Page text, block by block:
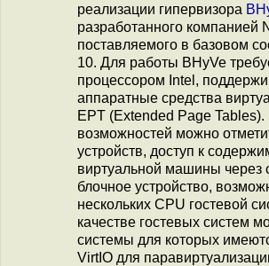
реализации гипервизора
разработанного компанией
поставляемого в базовом
10. Для работы BHyVe
процессором Intel,
аппаратные средства
EPT (Extended Page Tables).
возможностей можно
устройств, доступ к
виртуальной машины через
блочное устройство,
нескольких CPU гостевой
качестве гостевых систем
системы для которых
VirtIO для